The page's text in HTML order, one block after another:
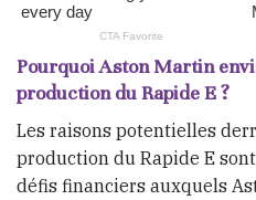
Pourquoi Aston Martin
production du Rapide E ?
Les raisons potentielles
production du Rapide E
défis financiers auxquels